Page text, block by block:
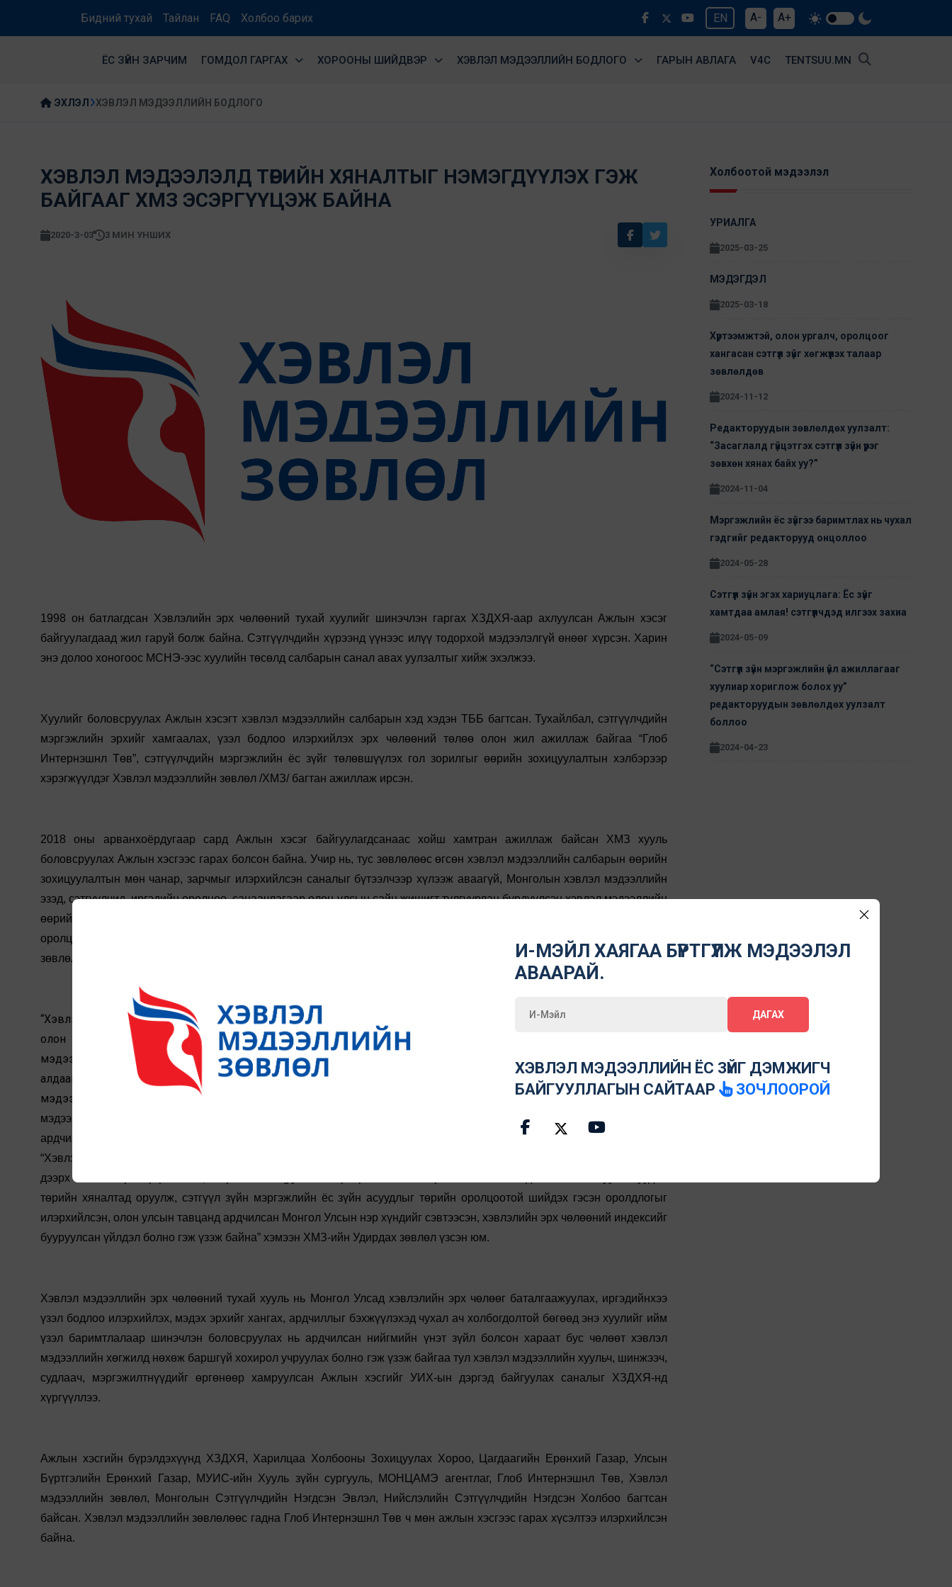
Бидний тухай Тайлан FAQ Холбоо барих EN A- A+
ЁС ЗҮЙН ЗАРЧИМ ГОМДОЛ ГАРГАХ ХОРООНЫ ШИЙДВЭР ХЭВЛЭЛ МЭДЭЭЛЛИЙН БОДЛОГО ГАРЫН АВЛАГА V4С TENTSUU.MN
ЭХЛЭЛ ХЭВЛЭЛ МЭДЭЭЛЛИЙН БОДЛОГО
ХЭВЛЭЛ МЭДЭЭЛЭЛД ТӨРИЙН ХЯНАЛТЫГ НЭМЭГДҮҮЛЭХ ГЭЖ
БАЙГААГ ХМЗ ЭСЭРГҮҮЦЭЖ БАЙНА
2020-3-03 3 МИН УНШИХ
1998 он батлагдсан Хэвлэлийн эрх чөлөөний тухай хуулийг шинэчлэн гаргах ХЗДХЯ-аар ахлуулсан Ажлын хэсэг
байгуулагдаад жил гаруй болж байна. Сэтгүүлчдийн хүрээнд үүнээс илүү тодорхой мэдээлэлгүй өнөөг хүрсэн. Харин
энэ долоо хоногоос МСНЭ-ээс хуулийн төсөлд салбарын санал авах уулзалтыг хийж эхэлжээ.
Хуулийг боловсруулах Ажлын хэсэгт хэвлэл мэдээллийн салбарын хэд хэдэн ТББ багтсан. Тухайлбал, сэтгүүлчдийн
мэргэжлийн эрхийг хамгаалах, үзэл бодлоо илэрхийлэх эрх чөлөөний төлөө олон жил ажиллаж байгаа “Глоб
Интернэшнл Төв”, сэтгүүлчдийн мэргэжлийн ёс зүйг төлөвшүүлэх гол зорилгыг өөрийн зохицуулалтын хэлбэрээр
хэрэгжүүлдэг Хэвлэл мэдээллийн зөвлөл /ХМЗ/ багтан ажиллаж ирсэн.
2018 оны арванхоёрдугаар сард Ажлын хэсэг байгуулагдсанаас хойш хамтран ажиллаж байсан ХМЗ хууль
боловсруулах Ажлын хэсгээс гарах болсон байна. Учир нь, тус зөвлөлөөс өгсөн хэвлэл мэдээллийн салбарын өөрийн
зохицуулалтын мөн чанар, зарчмыг илэрхийлсэн саналыг бүтээлчээр хүлээж аваагүй, Монголын хэвлэл мэдээллийн
эзэд, сэтгүүлчид, иргэдийн оролцоо, санаачлагаар олон улсын сайн жишигт тулгуурлан бүрдүүлсэн хэвлэл мэдээллийн
өөрийн зохицуулалтын өнгөрсөн таван жилийн амжилт, үр дүнг үл хэрэгсэж, Хэвлэл мэдээллийн зөвлөлийг төрийн
оролцоотойгоор дахин байгуулах байр суурийг баримталж байгааг зөвшөөрөх боломжгүй болохыг ХМЗ-ийн Удирдах
зөвлөлийн өнгөрсөн долоо хоногт болсон хурлаас гаргалаа.
“Хэвлэл мэдээллийн сайн дурын өөрийн зохицуулалт нь ардчилсан засаглалтай улс орнуудад хүлээн зөвшөөрөгдсөн,
олон улсын хэмжээнд туршигдаж, үр дүнгээ өгсөн зөрчлийг шийдвэрлэх арга механизм юм. Энэ нь хэвлэл
мэдээллийн байгууллагын оршин тогтноход хор хохирол үзүүлсэн, дарамт шахалт болсон арга хэмжээний оронд
алдаагаа засах, олон нийтийн өмнө уучлал гуйх хэлбэрээр илэрхийлэгддэг. Өөрийн зохицуулалт нь хэвлэл
мэдээллийг төрийн хяналтаас иргэд, олон нийтийн хяналтанд авчирч,
Монгол Улсын ямар ч иргэний хэвлэл
мэдээллийн үйлдэлд хариу өгөх эрхийг хангаж, иргэдийн ашиг сонирхлыг хамгаалдаг, хүний эрхийг дээдэлдэг
ардчилсан зарчим юм. Гэтэл Хэвлэл мэдээллийн эрх чөлөөний хуулийн шинэчилсэн найруулгын төсөлд тусгасан
“Хэвлэл мэдээллийн өөрийн зохицуулалт” гэсэн бүлэг дэх заалтууд нь хэвлэл мэдээллийн өөрийн зохицуулалтын
дээрх мөн чанарыг үгүйсгэсэн, “өөрийн зохицуулалт” нэрээр Монголын бүхий л хэвлэл мэдээллийн байгууллагуудыг
төрийн хяналтад оруулж, сэтгүүл зүйн мэргэжлийн ёс зүйн асуудлыг төрийн оролцоотой шийдэх гэсэн оролдлогыг
илэрхийлсэн, олон улсын тавцанд ардчилсан Монгол Улсын нэр хүндийг сэвтээсэн, хэвлэлийн эрх чөлөөний индексийг
бууруулсан үйлдэл болно гэж үзэж байна” хэмээн ХМЗ-ийн Удирдах зөвлөл үзсэн юм.
Хэвлэл мэдээллийн эрх чөлөөний тухай хууль нь Монгол Улсад хэвлэлийн эрх чөлөөг баталгаажуулах, иргэдийнхээ
үзэл бодлоо илэрхийлэх, мэдэх эрхийг хангах, ардчиллыг бэхжүүлэхэд чухал ач холбогдолтой бөгөөд энэ хуулийг ийм
үзэл баримтлалаар шинэчлэн боловсруулах нь ардчилсан нийгмийн үнэт зүйл болсон хараат бус чөлөөт хэвлэл
мэдээллийн хөгжилд нөхөж баршгүй хохирол учруулах болно гэж үзэж байгаа тул хэвлэл мэдээллийн хуульч, шинжээч,
судлаач, мэргэжилтнүүдийг өргөнөөр хамруулсан Ажлын хэсгийг УИХ-ын дэргэд байгуулах саналыг ХЗДХЯ-нд
хүргүүллээ.
Ажлын хэсгийн бүрэлдэхүүнд ХЗДХЯ, Харилцаа Холбооны Зохицуулах Хороо, Цагдаагийн Ерөнхий Газар, Улсын
Бүртгэлийн Ерөнхий Газар, МУИС-ийн Хууль зүйн сургууль, МОНЦАМЭ агентлаг, Глоб Интернэшнл Төв, Хэвлэл
мэдээллийн зөвлөл, Монголын Сэтгүүлчдийн Нэгдсэн Эвлэл, Нийслэлийн Сэтгүүлчдийн Нэгдсэн Холбоо багтсан
байсан. Хэвлэл мэдээллийн зөвлөлөөс гадна Глоб Интернэшнл Төв ч мөн ажлын хэсгээс гарах хүсэлтээ илэрхийлсэн
байна.
Холбоотой мэдээлэл
УРИАЛГА
2025-03-25
МЭДЭГДЭЛ
2025-03-18
Хүртээмжтэй, олон ургалч, оролцоог
хангасан сэтгүүл зүйг хөгжүүлэх талаар
зөвлөлдөв
2024-11-12
Редакторуудын зөвлөлдөх уулзалт:
“Засаглалд гүйцэтгэх сэтгүүл зүйн үүрэг
зөвхөн хянах байх уу?”
2024-11-04
Мэргэжлийн ёс зүйгээ баримтлах нь чухал
гэдгийг редакторууд онцоллоо
2024-05-28
Сэтгүүл зүйн эгэх хариуцлага: Ёс зүйг
хамтдаа амлая! сэтгүүлчдэд илгээх захиа
2024-05-09
“Сэтгүүл зүйн мэргэжлийн үйл ажиллагааг
хуулиар хориглож болох уу”
редакторуудын зөвлөлдөх уулзалт
боллоо
2024-04-23
И-МЭЙЛ ХАЯГАА БҮРТГҮҮЛЖ МЭДЭЭЛЭЛ
АВААРАЙ.
ДАГАХ
ХЭВЛЭЛ МЭДЭЭЛЛИЙН ЁС ЗҮЙГ ДЭМЖИГЧ
БАЙГУУЛЛАГЫН САЙТААР
ЗОЧЛООРОЙ